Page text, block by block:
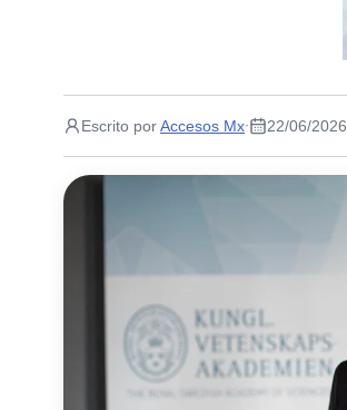
Escrito porAccesos Mx· 22/06/2026